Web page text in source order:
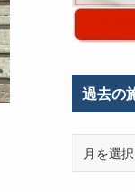
過去の